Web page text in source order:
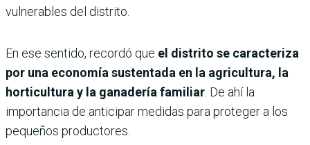
vulnerables del distrito.
En ese sentido, recordó que el distrito se caracteriza
por una economía sustentada en la agricultura, la
horticultura y la ganadería familiar . De ahí la
importancia de anticipar medidas para proteger a los
pequeños productores.